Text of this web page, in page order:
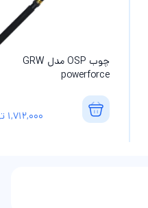
چوب OSP مدل GRW
powerforce
1,712,000